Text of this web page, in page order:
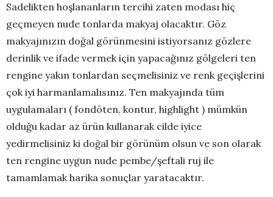
Sadelikten hoşlananların tercihi zaten modası hiç
geçmeyen nude tonlarda makyaj olacaktır. Göz
makyajınızın doğal görünmesini istiyorsanız gözlere
derinlik ve ifade vermek için yapacağınız gölgeleri ten
rengine yakın tonlardan seçmelisiniz ve renk geçişlerini
çok iyi harmanlamalısınız. Ten makyajında tüm
uygulamaları ( fondöten, kontur, highlight ) mümkün
olduğu kadar az ürün kullanarak cilde iyice
yedirmelisiniz ki doğal bir görünüm olsun ve son olarak
ten rengine uygun nude pembe/şeftali ruj ile
tamamlamak harika sonuçlar yaratacaktır.